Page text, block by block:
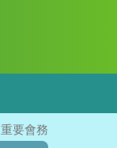
重要會務